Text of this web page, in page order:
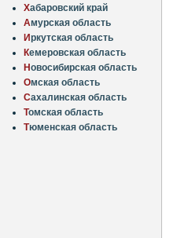
Хабаровский край
Амурская область
Иркутская область
Кемеровская область
Новосибирская область
Омская область
Сахалинская область
Томская область
Тюменская область